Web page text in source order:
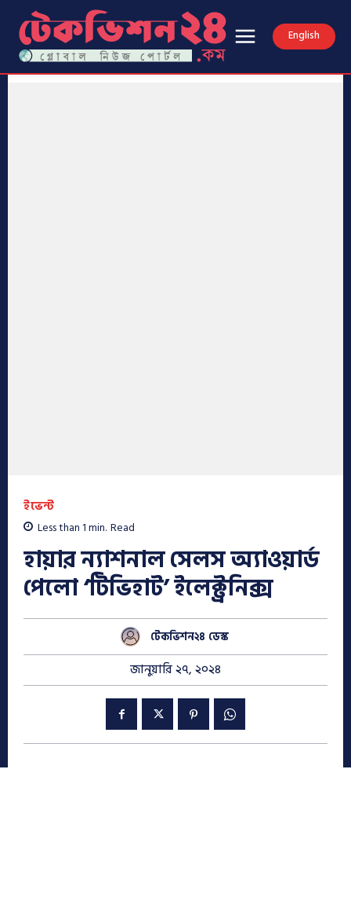
English
ইভেন্ট
Less than 1min. Read
হায়ার ন্যাশনাল সেলস অ্যাওয়ার্ড
পেলো ‘টিভিহাট’ ইলেক্ট্রনিক্স
টেকভিশন২৪ ডেস্ক
জানুয়ারি ২৭, ২০২৪